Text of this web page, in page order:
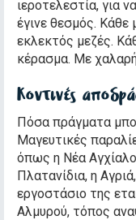
ιεροτελεστία, για
έγινε θεσμός. Κάθε
εκλεκτός μεζές.
κέρασμα. Με
Κοντινές
Πόσα πράγματα
Μαγευτικές
όπως η Νέα
Πλατανίδια, η
εργοστάσιο της
Αλμυρού, τόπος